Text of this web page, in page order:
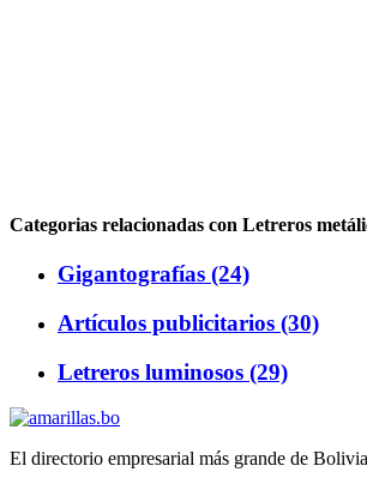
Categorias relacionadas con Letreros
Gigantografías (24)
Artículos publicitarios (30)
Letreros luminosos (29)
El directorio empresarial más grande de Bolivia